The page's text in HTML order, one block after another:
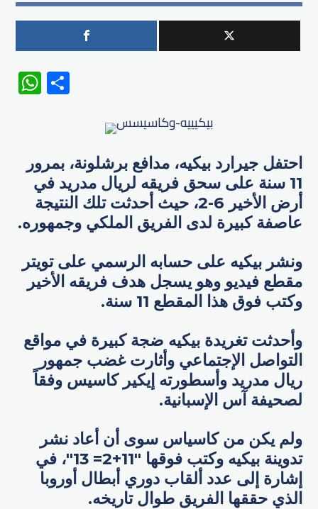
WhatsApp
احتفل جيرارد بيكيه، مدافع برشلونة، بمرور
11 سنة على سحق فريقه لريال مدريد في
أرض الأخير 6-2، حيث أحدثت تلك النتيجة
عاصفة كبيرة لدى الفريق الملكي وجمهوره.
ونشر بيكيه على حسابه الرسمي على تويتر
مقطع فيديو وهو يسجل هدف فريقه الأخير
وكتب فوق هذا المقطع 11 سنة.
وأحدثت تغريدة بيكيه ضجة كبيرة في مواقع
التواصل الإجتماعي وأثارت غضب جمهور
ريال مدريد وأسطورته إيكير كاسيس وفقاً
لصحيفة آس الإسبانية.
ولم يكن من كاسياس سوى أن أعاد نشر
تدوينة بيكيه وكتب فوقها "11+2= 13"، في
إشارة إلى عدد ألقاب دوري أبطال أوروبا
الذي حققها الفريق طوال تاريخه.